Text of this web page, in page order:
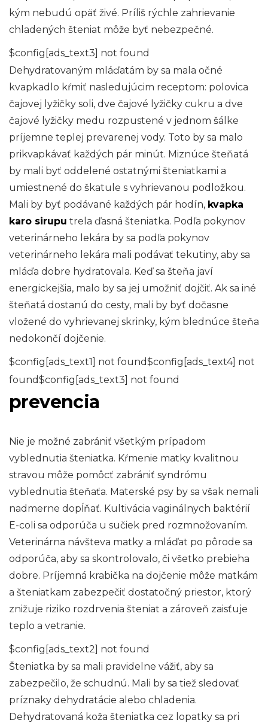
kým nebudú opäť živé. Príliš rýchle zahrievanie
chladených šteniat môže byť nebezpečné.
$config[ads_text3] not found
Dehydratovaným mláďatám by sa mala očné
kvapkadlo kŕmiť nasledujúcim receptom: polovica
čajovej lyžičky soli, dve čajové lyžičky cukru a dve
čajové lyžičky medu rozpustené v jednom šálke
príjemne teplej prevarenej vody. Toto by sa malo
prikvapkávať každých pár minút. Miznúce šteňatá
by mali byť oddelené ostatnými šteniatkami a
umiestnené do škatule s vyhrievanou podložkou.
Mali by byť podávané každých pár hodín, kvapka
karo sirupu trela ďasná šteniatka. Podľa pokynov
veterinárneho lekára by sa podľa pokynov
veterinárneho lekára mali podávať tekutiny, aby sa
mláďa dobre hydratovala. Keď sa šteňa javí
energickejšia, malo by sa jej umožniť dojčiť. Ak sa iné
šteňatá dostanú do cesty, mali by byť dočasne
vložené do vyhrievanej skrinky, kým blednúce šteňa
nedokončí dojčenie.
$config[ads_text1] not found$config[ads_text4] not
found$config[ads_text3] not found
prevencia
Nie je možné zabrániť všetkým prípadom
vyblednutia šteniatka. Kŕmenie matky kvalitnou
stravou môže pomôcť zabrániť syndrómu
vyblednutia šteňaťa. Materské psy by sa však nemali
nadmerne dopĺňať. Kultivácia vaginálnych baktérií
E-coli sa odporúča u sučiek pred rozmnožovaním.
Veterinárna návšteva matky a mláďat po pôrode sa
odporúča, aby sa skontrolovalo, či všetko prebieha
dobre. Príjemná krabička na dojčenie môže matkám
a šteniatkam zabezpečiť dostatočný priestor, ktorý
znižuje riziko rozdrvenia šteniat a zároveň zaisťuje
teplo a vetranie.
$config[ads_text2] not found
Šteniatka by sa mali pravidelne vážiť, aby sa
zabezpečilo, že schudnú. Mali by sa tiež sledovať
príznaky dehydratácie alebo chladenia.
Dehydratovaná koža šteniatka cez lopatky sa pri